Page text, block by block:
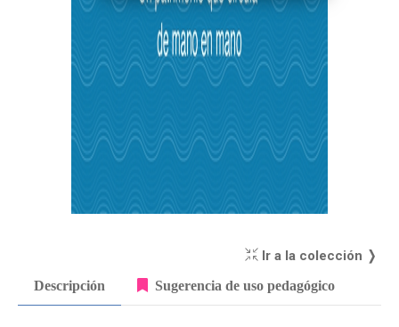
Ir a la colección ❭
Descripción Sugerencia de uso pedagógico